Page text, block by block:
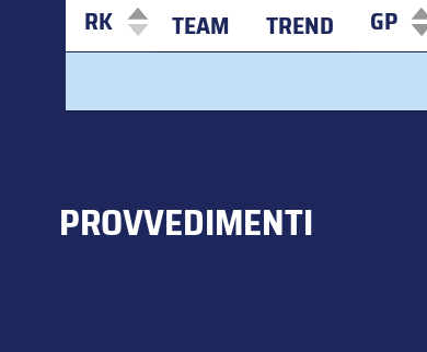
RK TEAM TREND GP
PROVVEDIMENTI